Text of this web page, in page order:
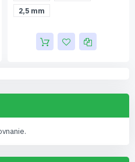
2,5 mm